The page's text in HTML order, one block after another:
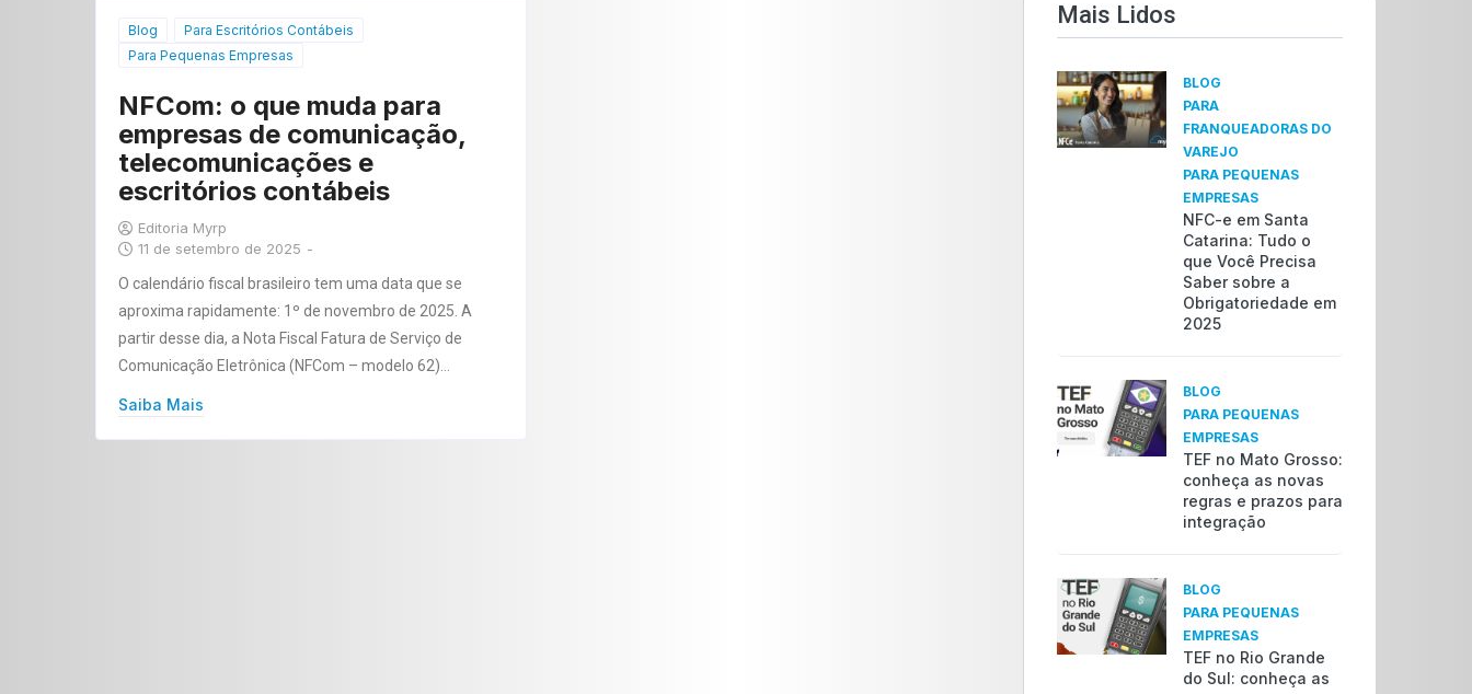
Blog
Para Escritórios Contábeis
Para Pequenas Empresas
NFCom: o que muda para
empresas de comunicação,
telecomunicações e
escritórios contábeis
Editoria Myrp
11 de setembro de 2025 -
O calendário fiscal brasileiro tem uma data que se
aproxima rapidamente: 1º de novembro de 2025. A
partir desse dia, a Nota Fiscal Fatura de Serviço de
Comunicação Eletrônica (NFCom – modelo 62)…
Saiba Mais
Mais Lidos​
BLOG
PARA
FRANQUEADORAS DO
VAREJO
PARA PEQUENAS
EMPRESAS
NFC-e em Santa
Catarina: Tudo o
que Você Precisa
Saber sobre a
Obrigatoriedade em
2025
BLOG
PARA PEQUENAS
EMPRESAS
TEF no Mato Grosso:
conheça as novas
regras e prazos para
integração
BLOG
PARA PEQUENAS
EMPRESAS
TEF no Rio Grande
do Sul: conheça as